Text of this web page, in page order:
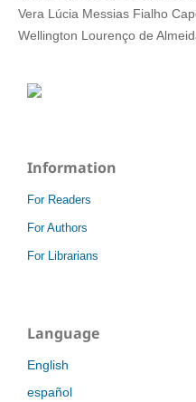
Vera Lúcia Messias Fialho
Wellington Lourenço de
Information
For Readers
For Authors
For Librarians
Language
English
español